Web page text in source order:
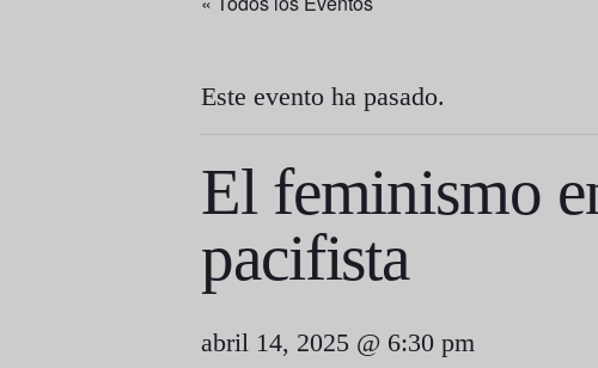
Este evento ha pasado.
El feminismo
pacifista
abril 14, 2025 @ 6:30 pm